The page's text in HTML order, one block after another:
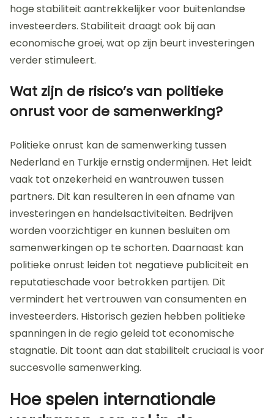
hoge stabiliteit aantrekkelijker voor buitenlandse
investeerders. Stabiliteit draagt ook bij aan
economische groei, wat op zijn beurt investeringen
verder stimuleert.
Wat zijn de risico’s van politieke
onrust voor de samenwerking?
Politieke onrust kan de samenwerking tussen
Nederland en Turkije ernstig ondermijnen. Het leidt
vaak tot onzekerheid en wantrouwen tussen
partners. Dit kan resulteren in een afname van
investeringen en handelsactiviteiten. Bedrijven
worden voorzichtiger en kunnen besluiten om
samenwerkingen op te schorten. Daarnaast kan
politieke onrust leiden tot negatieve publiciteit en
reputatieschade voor betrokken partijen. Dit
vermindert het vertrouwen van consumenten en
investeerders. Historisch gezien hebben politieke
spanningen in de regio geleid tot economische
stagnatie. Dit toont aan dat stabiliteit cruciaal is voor
succesvolle samenwerking.
Hoe spelen internationale